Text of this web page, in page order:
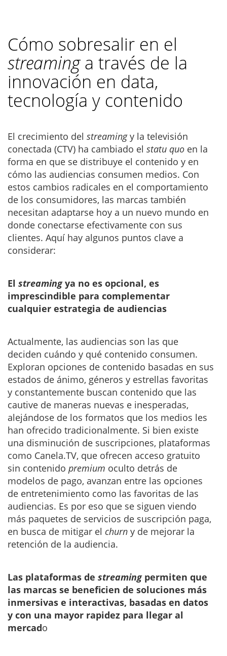
Cómo sobresalir en el
streaminga través de la
innovación en data,
tecnología y contenido
El crecimiento del streamingy la televisión
conectada (CTV) ha cambiado el statu quo en la
forma en que se distribuye el contenido y en
cómo las audiencias consumen medios. Con
estos cambios radicales en el comportamiento
de los consumidores, las marcas también
necesitan adaptarse hoy a un nuevo mundo en
donde conectarse efectivamente con sus
clientes. Aquí hay algunos puntos clave a
considerar:
El streamingya no es opcional, es
imprescindible para complementar
cualquier estrategia de audiencias
Actualmente, las audiencias son las que
deciden cuándo y qué contenido consumen.
Exploran opciones de contenido basadas en sus
estados de ánimo, géneros y estrellas favoritas
y constantemente buscan contenido que las
cautive de maneras nuevas e inesperadas,
alejándose de los formatos que los medios les
han ofrecido tradicionalmente. Si bien existe
una disminución de suscripciones, plataformas
como Canela.TV, que ofrecen acceso gratuito
sin contenido premium oculto detrás de
modelos de pago, avanzan entre las opciones
de entretenimiento como las favoritas de las
audiencias. Es por eso que se siguen viendo
más paquetes de servicios de suscripción paga,
en busca de mitigar el churn y de mejorar la
retención de la audiencia.
Las plataformas de streamingpermiten que
las marcas se beneficien de soluciones más
inmersivas e interactivas, basadas en datos
y con una mayor rapidez para llegar al
mercado